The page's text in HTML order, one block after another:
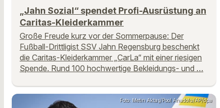
„Jahn Sozial“ spendet Profi-Ausrüstung an
Caritas-Kleiderkammer
Große Freude kurz vor der Sommerpause: Der
Fußball-Drittligist SSV Jahn Regensburg beschenkt
die Caritas-Kleiderkammer „CarLa“ mit einer riesigen
Spende. Rund 100 hochwertige Bekleidungs- und …
Foto: Metin Aktaş/Pool Anadolu/AP/dpa